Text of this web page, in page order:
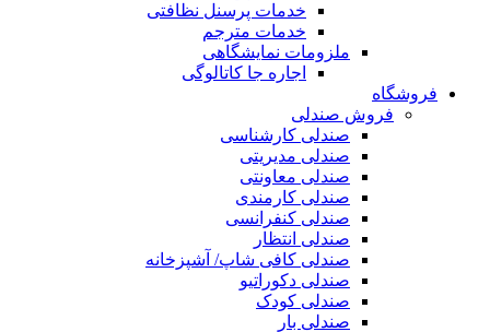
خدمات پرسنل نظافتی
خدمات مترجم
ملزومات نمایشگاهی
اجاره جا کاتالوگی
فروشگاه
فروش صندلی
صندلی کارشناسی
صندلی مدیریتی
صندلی معاونتی
صندلی کارمندی
صندلی کنفرانسی
صندلی انتظار
صندلی کافی شاپ/ آشپزخانه
صندلی دکوراتیو
صندلی کودک
صندلی بار